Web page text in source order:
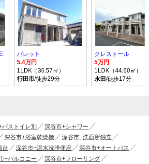
パレット
5.4万円
1LDK（36.57㎡）
行田市/徒歩29分
クレストール
5万円
1LDK（44.60㎡）
永田/徒歩17分
バストイレ別
深谷市+シャワー
深谷市+浴室乾燥機
深谷市+洗面所独立
台
深谷市+温水洗浄便座
深谷市+オートバス
+バルコニー
深谷市+フローリング